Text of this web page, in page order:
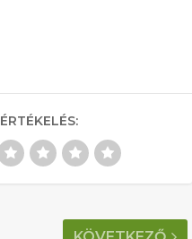
ÉRTÉKELÉS: